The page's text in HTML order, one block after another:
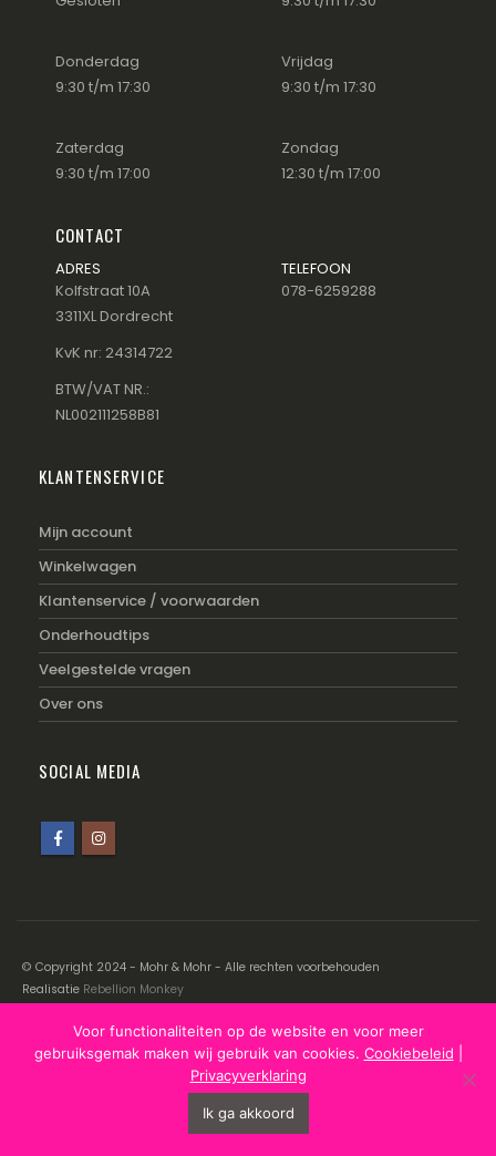
Donderdag
9:30 t/m 17:30
Vrijdag
9:30 t/m 17:30
Zaterdag
9:30 t/m 17:00
Zondag
12:30 t/m 17:00
CONTACT
ADRES
Kolfstraat 10A
3311XL Dordrecht
KvK nr: 24314722
BTW/VAT NR.:
NL002111258B81
TELEFOON
078-6259288
KLANTENSERVICE
Mijn account
Winkelwagen
Klantenservice / voorwaarden
Onderhoudtips
Veelgestelde vragen
Over ons
SOCIAL MEDIA
© Copyright 2024 - Mohr & Mohr - Alle rechten voorbehouden
Realisatie Rebellion Monkey
Disclaimer|Cookiebeleid|Privacyverklaring
Voor functionaliteiten op de website en voor meer
gebruiksgemak maken wij gebruik van cookies. Cookiebeleid
Privacyverklaring
Ik ga akkoord